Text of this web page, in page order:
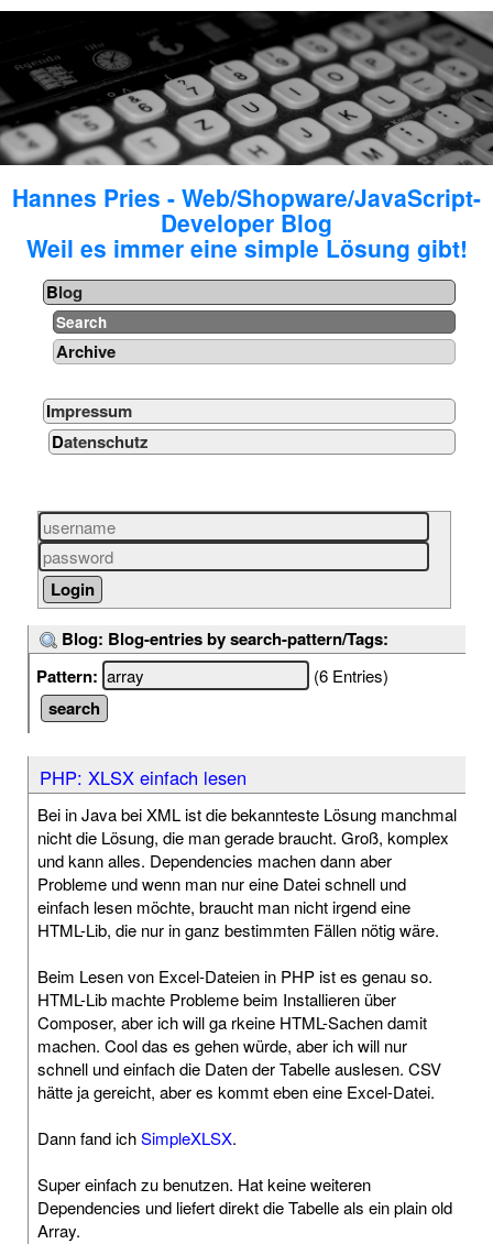
Hannes Pries - Web/Shopware/JavaScript-
Developer Blog
Weil es immer eine simple Lösung gibt!
Blog
Search
Archive
Impressum
Datenschutz
Blog: Blog-entries by search-pattern/Tags:
Pattern:
(6 Entries)
PHP: XLSX einfach lesen
Bei in Java bei XML ist die bekannteste Lösung manchmal
nicht die Lösung, die man gerade braucht. Groß, komplex
und kann alles. Dependencies machen dann aber
Probleme und wenn man nur eine Datei schnell und
einfach lesen möchte, braucht man nicht irgend eine
HTML-Lib, die nur in ganz bestimmten Fällen nötig wäre.
Beim Lesen von Excel-Dateien in PHP ist es genau so.
HTML-Lib machte Probleme beim Installieren über
Composer, aber ich will ga rkeine HTML-Sachen damit
machen. Cool das es gehen würde, aber ich will nur
schnell und einfach die Daten der Tabelle auslesen. CSV
hätte ja gereicht, aber es kommt eben eine Excel-Datei.
Dann fand ichSimpleXLSX.
Super einfach zu benutzen. Hat keine weiteren
Dependencies und liefert direkt die Tabelle als ein plain old
Array.